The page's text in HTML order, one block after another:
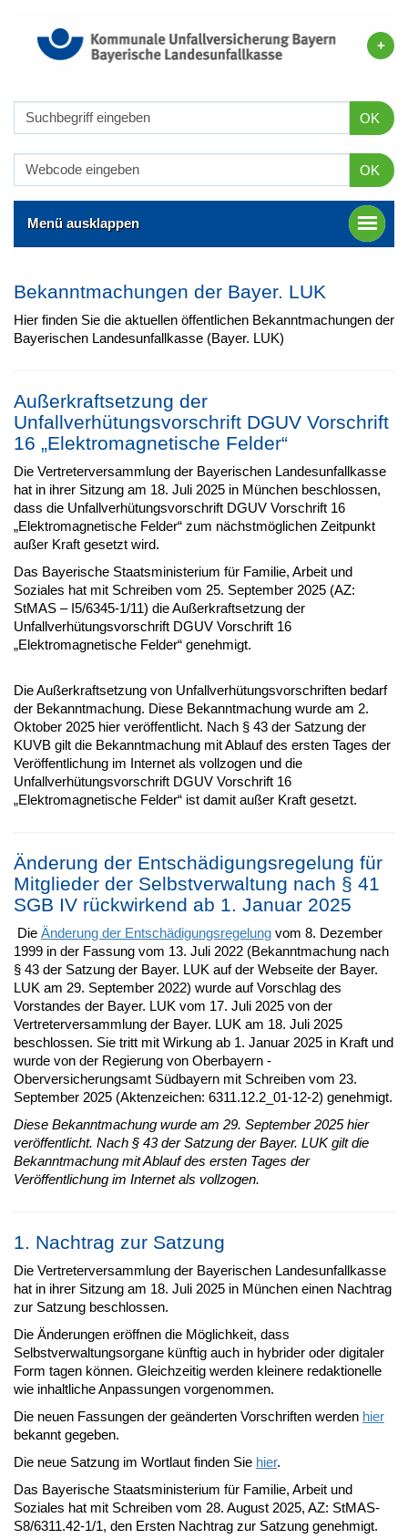
OK
OK
Menü ausklappen
Bekanntmachungen der Bayer. LUK
Hier finden Sie die aktuellen öffentlichen Bekanntmachungen der
Bayerischen Landesunfallkasse (Bayer. LUK)
Außerkraftsetzung der
Unfallverhütungsvorschrift DGUV Vorschrift
16 „Elektromagnetische Felder“
Die Vertreterversammlung der Bayerischen Landesunfallkasse
hat in ihrer Sitzung am 18. Juli 2025 in München beschlossen,
dass die Unfallverhütungsvorschrift DGUV Vorschrift 16
„Elektromagnetische Felder“ zum nächstmöglichen Zeitpunkt
außer Kraft gesetzt wird.
Das Bayerische Staatsministerium für Familie, Arbeit und
Soziales hat mit Schreiben vom 25. September 2025 (AZ:
StMAS – I5/6345-1/11) die Außerkraftsetzung der
Unfallverhütungsvorschrift DGUV Vorschrift 16
„Elektromagnetische Felder“ genehmigt.
Die Außerkraftsetzung von Unfallverhütungsvorschriften bedarf
der Bekanntmachung. Diese Bekanntmachung wurde am 2.
Oktober 2025 hier veröffentlicht. Nach § 43 der Satzung der
KUVB gilt die Bekanntmachung mit Ablauf des ersten Tages der
Veröffentlichung im Internet als vollzogen und die
Unfallverhütungsvorschrift DGUV Vorschrift 16
„Elektromagnetische Felder“ ist damit außer Kraft gesetzt.
Änderung der Entschädigungsregelung für
Mitglieder der Selbstverwaltung nach § 41
SGB IV rückwirkend ab 1. Januar 2025
Die Änderung der Entschädigungsregelung vom 8. Dezember
1999 in der Fassung vom 13. Juli 2022 (Bekanntmachung nach
§ 43 der Satzung der Bayer. LUK auf der Webseite der Bayer.
LUK am 29. September 2022) wurde auf Vorschlag des
Vorstandes der Bayer. LUK vom 17. Juli 2025 von der
Vertreterversammlung der Bayer. LUK am 18. Juli 2025
beschlossen. Sie tritt mit Wirkung ab 1. Januar 2025 in Kraft und
wurde von der Regierung von Oberbayern -
Oberversicherungsamt Südbayern mit Schreiben vom 23.
September 2025 (Aktenzeichen: 6311.12.2_01-12-2) genehmigt.
Diese Bekanntmachung wurde am 29. September 2025 hier
veröffentlicht. Nach § 43 der Satzung der Bayer. LUK gilt die
Bekanntmachung mit Ablauf des ersten Tages der
Veröffentlichung im Internet als vollzogen.
1. Nachtrag zur Satzung
Die Vertreterversammlung der Bayerischen Landesunfallkasse
hat in ihrer Sitzung am 18. Juli 2025 in München einen Nachtrag
zur Satzung beschlossen.
Die Änderungen eröffnen die Möglichkeit, dass
Selbstverwaltungsorgane künftig auch in hybrider oder digitaler
Form tagen können. Gleichzeitig werden kleinere redaktionelle
wie inhaltliche Anpassungen vorgenommen.
Die neuen Fassungen der geänderten Vorschriften werden hier
bekannt gegeben.
Die neue Satzung im Wortlaut finden Sie hier.
Das Bayerische Staatsministerium für Familie, Arbeit und
Soziales hat mit Schreiben vom 28. August 2025, AZ: StMAS-
S8/6311.42-1/1, den Ersten Nachtrag zur Satzung genehmigt.